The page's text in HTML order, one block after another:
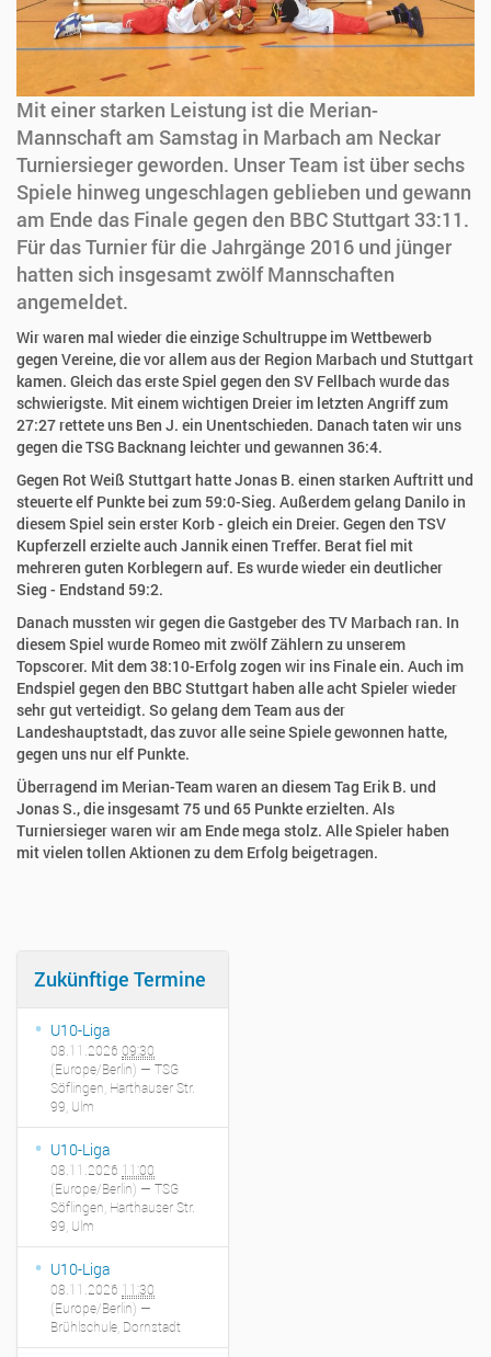
Mit einer starken Leistung ist die Merian-
Mannschaft am Samstag in Marbach am Neckar
Turniersieger geworden. Unser Team ist über sechs
Spiele hinweg ungeschlagen geblieben und gewann
am Ende das Finale gegen den BBC Stuttgart 33:11.
Für das Turnier für die Jahrgänge 2016 und jünger
hatten sich insgesamt zwölf Mannschaften
angemeldet.
Wir waren mal wieder die einzige Schultruppe im Wettbewerb
gegen Vereine, die vor allem aus der Region Marbach und Stuttgart
kamen. Gleich das erste Spiel gegen den SV Fellbach wurde das
schwierigste. Mit einem wichtigen Dreier im letzten Angriff zum
27:27 rettete uns Ben J. ein Unentschieden. Danach taten wir uns
gegen die TSG Backnang leichter und gewannen 36:4.
Gegen Rot Weiß Stuttgart hatte Jonas B. einen starken Auftritt und
steuerte elf Punkte bei zum 59:0-Sieg. Außerdem gelang Danilo in
diesem Spiel sein erster Korb - gleich ein Dreier. Gegen den TSV
Kupferzell erzielte auch Jannik einen Treffer. Berat fiel mit
mehreren guten Korblegern auf. Es wurde wieder ein deutlicher
Sieg - Endstand 59:2.
Danach mussten wir gegen die Gastgeber des TV Marbach ran. In
diesem Spiel wurde Romeo mit zwölf Zählern zu unserem
Topscorer. Mit dem 38:10-Erfolg zogen wir ins Finale ein. Auch im
Endspiel gegen den BBC Stuttgart haben alle acht Spieler wieder
sehr gut verteidigt. So gelang dem Team aus der
Landeshauptstadt, das zuvor alle seine Spiele gewonnen hatte,
gegen uns nur elf Punkte.
Überragend im Merian-Team waren an diesem Tag Erik B. und
Jonas S., die insgesamt 75 und 65 Punkte erzielten. Als
Turniersieger waren wir am Ende mega stolz. Alle Spieler haben
mit vielen tollen Aktionen zu dem Erfolg beigetragen.
Zukünftige Termine
U10-Liga
08.11.2026 09:30
(Europe/Berlin) — TSG
Söflingen, Harthauser Str.
99, Ulm
U10-Liga
08.11.2026 11:00
(Europe/Berlin) — TSG
Söflingen, Harthauser Str.
99, Ulm
U10-Liga
08.11.2026 11:30
(Europe/Berlin) —
Brühlschule, Dornstadt